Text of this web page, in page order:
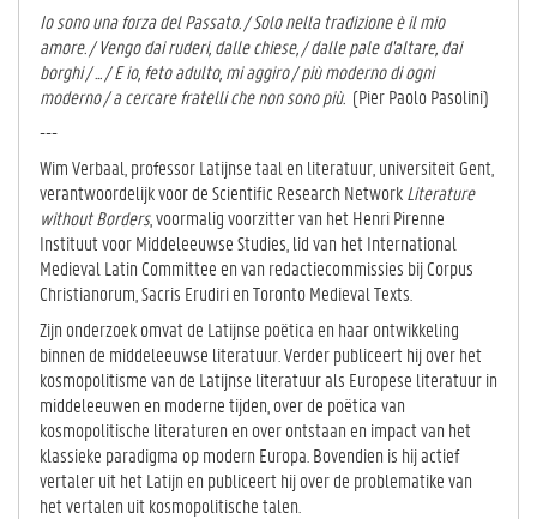
Io sono una forza del Passato. / Solo nella tradizione è il mio
amore. / Vengo dai ruderi, dalle chiese, / dalle pale d'altare, dai
borghi / ... / E io, feto adulto, mi aggiro / più moderno di ogni
moderno / a cercare fratelli che non sono più. (Pier Paolo Pasolini)
---
Wim Verbaal, professor Latijnse taal en literatuur, universiteit Gent,
verantwoordelijk voor de Scientific Research NetworkLiterature
without Borders, voormalig voorzitter van het Henri Pirenne
Instituut voor Middeleeuwse Studies, lid van het International
Medieval Latin Committee en van redactiecommissies bij Corpus
Christianorum, Sacris Erudiri en Toronto Medieval Texts.
Zijn onderzoek omvat de Latijnse poëtica en haar ontwikkeling
binnen de middeleeuwse literatuur. Verder publiceert hij over het
kosmopolitisme van de Latijnse literatuur als Europese literatuur in
middeleeuwen en moderne tijden, over de poëtica van
kosmopolitische literaturen en over ontstaan en impact van het
klassieke paradigma op modern Europa. Bovendien is hij actief
vertaler uit het Latijn en publiceert hij over de problematike van
het vertalen uit kosmopolitische talen.